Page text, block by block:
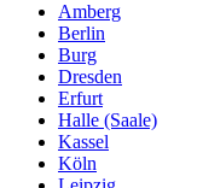
Amberg
Berlin
Burg
Dresden
Erfurt
Halle (Saale)
Kassel
Köln